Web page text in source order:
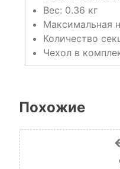
Вес: 0.36 кг
Максимальная
Количество
Чехол в
Похожие